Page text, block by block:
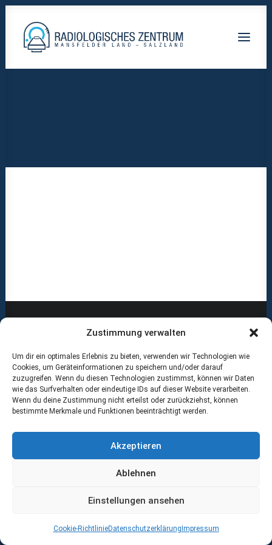
Zustimmung verwalten
Um dir ein optimales Erlebnis zu bieten, verwenden wir Technologien wie
Cookies, um Geräteinformationen zu speichern und/oder darauf
zuzugreifen. Wenn du diesen Technologien zustimmst, können wir Daten
wie das Surfverhalten oder eindeutige IDs auf dieser Website verarbeiten.
Wenn du deine Zustimmung nicht erteilst oder zurückziehst, können
bestimmte Merkmale und Funktionen beeinträchtigt werden.
Akzeptieren
Ablehnen
Einstellungen ansehen
Cookie-RichtlinieDatenschutzerklärung Impressum
ABOUT US
RECOMMENDED